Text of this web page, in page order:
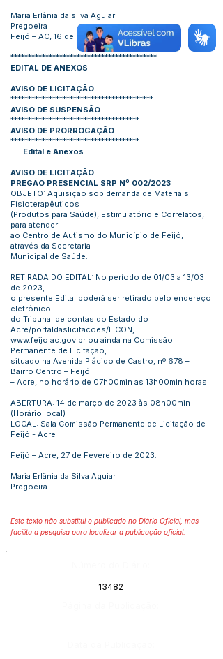
Maria Erlânia da silva Aguiar
Pregoeira
Feijó – AC, 16 de Março de 2023.
******************************************
EDITAL DE ANEXOS
AVISO DE LICITAÇÃO
*****************************************
AVISO DE SUSPENSÃO
*************************************
AVISO DE PRORROGAÇÃO
*************************************
Edital e Anexos
AVISO DE LICITAÇÃO
PREGÃO PRESENCIAL SRP Nº 002/2023
OBJETO: Aquisição sob demanda de Materiais
Fisioterapêuticos
(Produtos para Saúde), Estimulatório e Correlatos,
para atender
ao Centro de Autismo do Município de Feijó,
através da Secretaria
Municipal de Saúde.
RETIRADA DO EDITAL: No período de 01/03 a 13/03
de 2023,
o presente Edital poderá ser retirado pelo endereço
eletrônico
do Tribunal de contas do Estado do
Acre/portaldaslicitacoes/LICON,
www.feijo.ac.gov.br ou ainda na Comissão
Permanente de Licitação,
situado na Avenida Plácido de Castro, nº 678 –
Bairro Centro – Feijó
– Acre, no horário de 07h00min as 13h00min horas.
ABERTURA: 14 de março de 2023 às 08h00min
(Horário local)
LOCAL: Sala Comissão Permanente de Licitação de
Feijó - Acre
Feijó – Acre, 27 de Fevereiro de 2023.
Maria Erlânia da Silva Aguiar
Pregoeira
Este texto não substitui o publicado no Diário Oficial, mas
facilita a pesquisa para localizar a publicação oficial.
13482